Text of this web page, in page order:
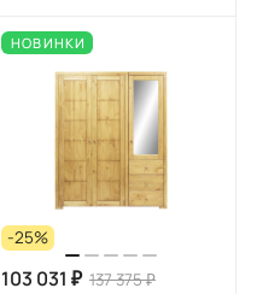
НОВИНКИ
-25%
103 031 ₽ 137 375 ₽